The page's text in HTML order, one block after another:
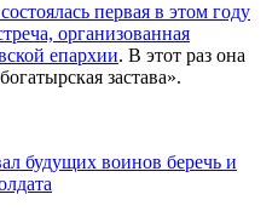
первая в этом году
организованная
епархии. В этот раз она
застава».